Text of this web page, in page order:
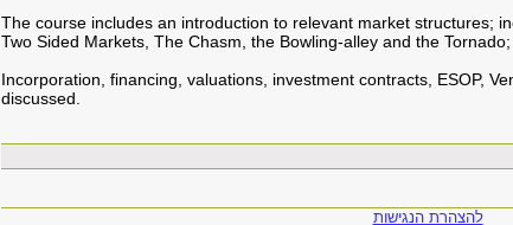
The course includes an introduction to relevant market structures;
Two Sided Markets, The Chasm, the Bowling-alley and the Tornado;
Incorporation, financing, valuations, investment contracts, ESOP,
discussed.
להצהרת הנגישות